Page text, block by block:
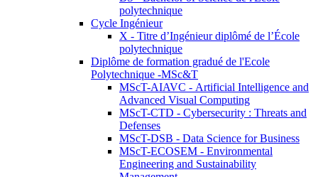
polytechnique
Cycle Ingénieur
X - Titre d’Ingénieur diplômé de l’École
polytechnique
Diplôme de formation gradué de l'Ecole
Polytechnique -MSc&T
MScT-AIAVC - Artificial Intelligence and
Advanced Visual Computing
MScT-CTD - Cybersecurity : Threats and
Defenses
MScT-DSB - Data Science for Business
MScT-ECOSEM - Environmental
Engineering and Sustainability